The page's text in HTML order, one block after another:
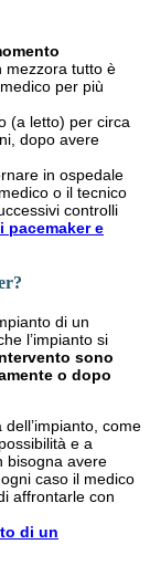
mezzora tutto è
per più
(a letto) per circa
dopo avere
in ospedale
o il tecnico
controlli
pacemaker e
di un
l’impianto si
sono
o dopo
come
e a
bisogna avere
caso il medico
affrontarle con
di un